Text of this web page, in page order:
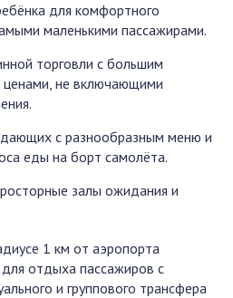
для комфортного
маленькими пассажирами.
торговли с большим
не включающими
с разнообразным меню и
еды на борт самолёта.
залы ожидания и
1 км от аэропорта
отдыха пассажиров с
и группового трансфера